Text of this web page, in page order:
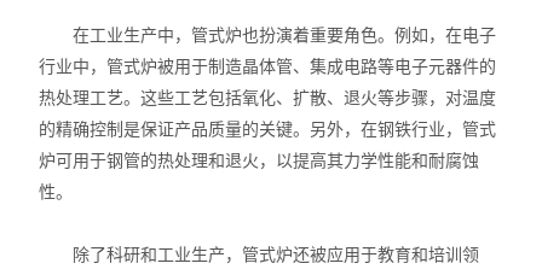
在工业生产中，管式炉也扮演着重要角色。例如，在电子
行业中，管式炉被用于制造晶体管、集成电路等电子元器件的
热处理工艺。这些工艺包括氧化、扩散、退火等步骤，对温度
的精确控制是保证产品质量的关键。另外，在钢铁行业，管式
炉可用于钢管的热处理和退火，以提高其力学性能和耐腐蚀
性。
除了科研和工业生产，管式炉还被应用于教育和培训领